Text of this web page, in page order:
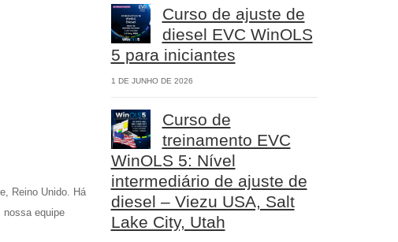
Reino Unido. Há
nossa equipe
Curso de ajuste de
diesel EVC WinOLS
5 para iniciantes
1 DE JUNHO DE 2026
Curso de
treinamento EVC
WinOLS 5: Nível
intermediário de ajuste de
diesel – Viezu USA, Salt
Lake City, Utah